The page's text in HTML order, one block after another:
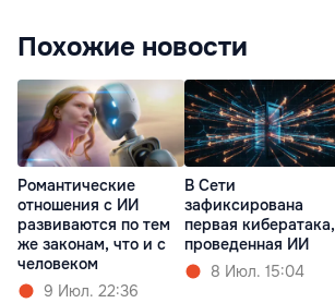
Похожие новости
Романтические
отношения с ИИ
развиваются по тем
же законам, что и с
человеком
9 Июл. 22:36
В Сети
зафиксирована
первая кибератака,
проведенная ИИ
8 Июл. 15:04